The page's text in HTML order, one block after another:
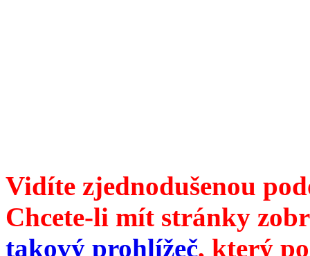
Vidíte zjednodušenou
Chcete-li mít stránky
takový prohlížeč, který